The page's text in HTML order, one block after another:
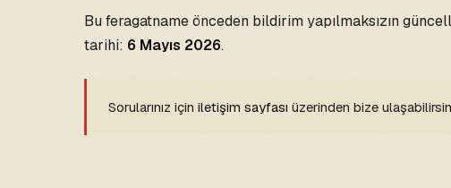
Bu feragatname önceden bildirim yapılmaksızın
tarihi: 6 Mayıs 2026.
Sorularınız için iletişim sayfası üzerinden bize